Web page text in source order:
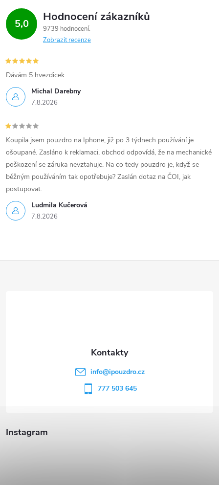
5,0 Hodnocení zákazníků
9739 hodnocení
Zobrazit recenze
Michal Darebny
7.8.2026
Dávám 5 hvezdicek
Ludmila Kučerová
7.8.2026
Koupila jsem pouzdro na Iphone, již po 3 týdnech používání je
ošoupané. Zasláno k reklamaci, obchod odpovídá, že na mechanické
poškození se záruka nevztahuje. Na co tedy pouzdro je, když se
běžným používáním tak opotřebuje? Zaslán dotaz na ČOI, jak
postupovat.
Instagram
info@ipouzdro.cz
777 503 645